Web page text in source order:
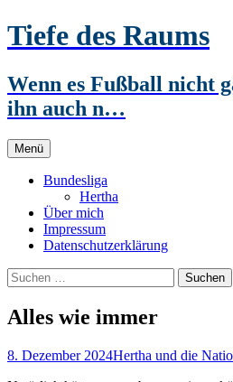
Zum
Inhalt
Tiefe des Raums
Wenn es Fußball nicht
ihn auch n…
Menü
Bundesliga
Hertha
Über mich
Impressum
Datenschutzerklärung
Suchen
nach:
Alles wie immer
8. Dezember 2024Hertha und die